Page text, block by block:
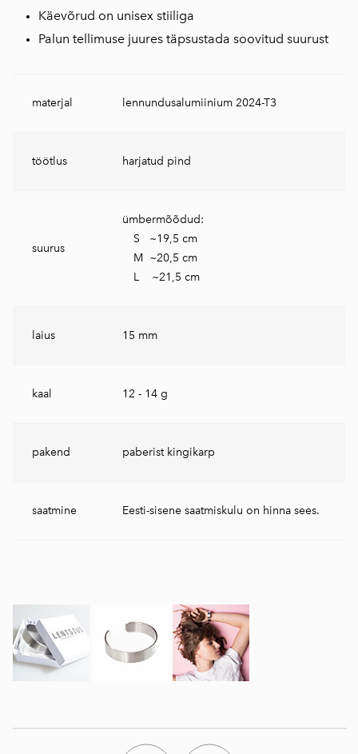
Käevõrud on unisex stiiliga
Palun tellimuse juures täpsustada soovitud suurust
materjal lennundusalumiinium 2024-T3
töötlus harjatud pind
suurus
ümbermõõdud:
S ~19,5 cm
M ~20,5 cm
L ~21,5 cm
laius 15 mm
kaal 12 - 14 g
pakend paberist kingikarp
saatmine Eesti-sisene saatmiskulu on hinna sees.